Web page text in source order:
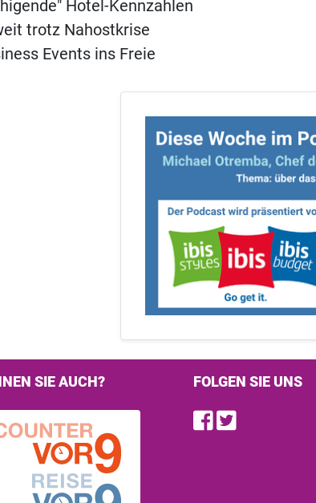
Hotel-Kennzahlen
trotz Nahostkrise
Events ins Freie
SIE AUCH? FOLGEN SIE UNS
Find us
Follow